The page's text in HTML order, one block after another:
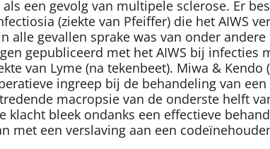
een gevolg van multipele sclerose. Er
(ziekte van Pfeiffer) die het AIWS
alle gevallen sprake was van onder
gepubliceerd met het AIWS bij
van Lyme (na tekenbeet). Miwa &
ingreep bij de behandeling van
macropsie van de onderste helft
klacht bleek ondanks een effectieve
met een verslaving aan een